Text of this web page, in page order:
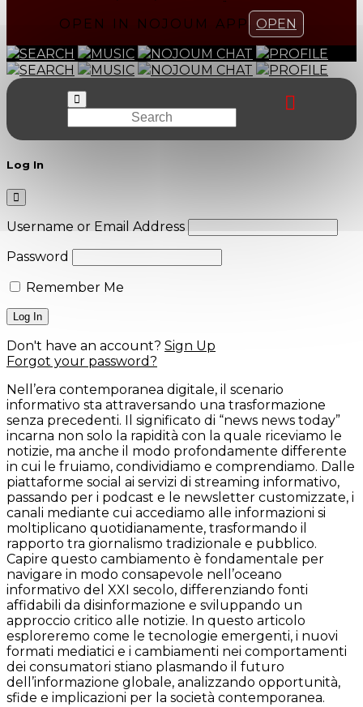
OPEN IN NOJOUM APP
OPEN
SEARCH
MUSIC NOJOUM CHAT
PROFILE
SEARCH
MUSIC NOJOUM CHAT PROFILE
Log In
Username or Email Address
Password
Remember Me
Don't have an account? Sign Up
Forgot your password?
Nell’era contemporanea digitale, il scenario
informativo sta attraversando una trasformazione
senza precedenti. Il significato di “news news today”
incarna non solo la rapidità con la quale riceviamo le
notizie, ma anche il modo profondamente differente
in cui le fruiamo, condividiamo e comprendiamo. Dalle
piattaforme social ai servizi di streaming informativo,
passando per i podcast e le newsletter customizzate, i
canali mediante cui accediamo alle informazioni si
moltiplicano quotidianamente, trasformando il
rapporto tra giornalismo tradizionale e pubblico.
Capire questo cambiamento è fondamentale per
navigare in modo consapevole nell’oceano
informativo del XXI secolo, differenziando fonti
affidabili da disinformazione e sviluppando un
approccio critico alle notizie. In questo articolo
esploreremo come le tecnologie emergenti, i nuovi
formati mediatici e i cambiamenti nei comportamenti
dei consumatori stiano plasmando il futuro
dell’informazione globale, analizzando opportunità,
sfide e implicazioni per la società contemporanea.